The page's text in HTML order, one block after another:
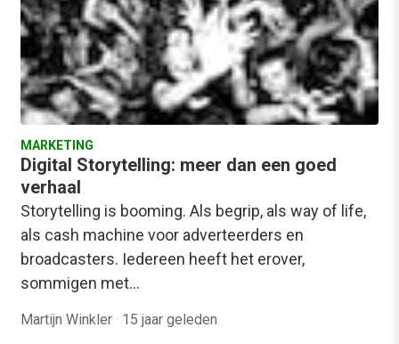
MARKETING
Digital Storytelling: meer dan een goed
verhaal
Storytelling is booming. Als begrip, als way of life,
als cash machine voor adverteerders en
broadcasters. Iedereen heeft het erover,
sommigen met…
Martijn Winkler · 15 jaar geleden